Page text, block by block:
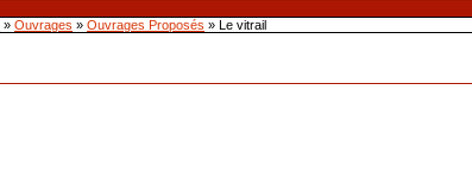
»Ouvrages »Ouvrages Proposés »Le vitrail